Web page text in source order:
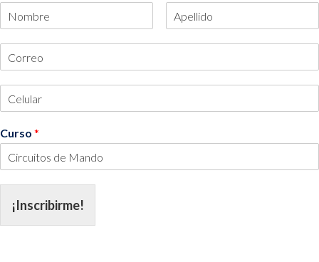
Curso *
¡Inscribirme!